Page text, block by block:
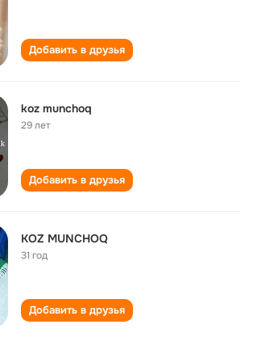
Добавить в друзья
koz munchoq
29 лет
Добавить в друзья
KOZ MUNCHOQ
31 год
Добавить в друзья